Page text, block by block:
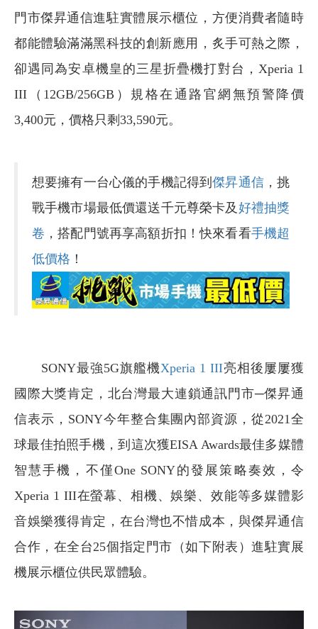
門市傑昇通信進駐實體展示櫃位，方便消費者隨時
都能體驗滿滿黑科技的創新應用，炙手可熱之際，
卻遇同為安卓機皇的三星折疊機打對台，Xperia 1
III（12GB/256GB）規格在通路官網無預警降價
3,400元，價格只剩33,590元。
想要擁有一台心儀的手機記得到傑昇通信，挑
戰手機市場最低價還送千元尊榮卡及好禮抽獎
卷 ，搭配門號再享高額折扣！快來看看手機超
低價格 ！
SONY最強5G旗艦機Xperia 1 III亮相後屢屢獲
國際大獎肯定，北台灣最大連鎖通訊門市─傑昇通
信表示，SONY今年整合集團內部資源，從2021全
球最佳拍照手機，到這次獲EISA Awards最佳多媒體
智慧手機，不僅One SONY的發展策略奏效，令
Xperia 1 III在螢幕、相機、娛樂、效能等多媒體影
音娛樂獲得肯定，在台灣也不惜成本，與傑昇通信
合作，在全台25個指定門市（如下附表）進駐實展
機展示櫃位供民眾體驗。